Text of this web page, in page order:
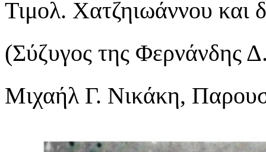
Τιμολ. Χατζηιωάννου και
(Σύζυγος της Φερνάνδης
Μιχαήλ Γ. Νικάκη,